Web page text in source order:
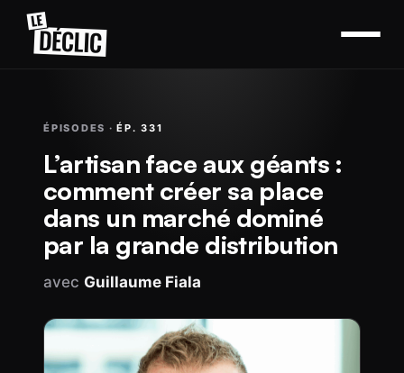
ÉPISODES ·ÉP. 331
L’artisan face aux géants :
comment créer sa place
dans un marché dominé
par la grande distribution
avec Guillaume Fiala